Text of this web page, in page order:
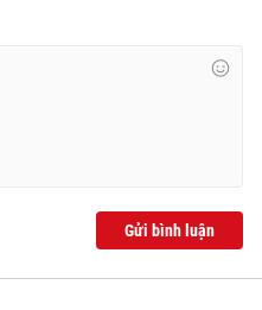
Gửi bình luận